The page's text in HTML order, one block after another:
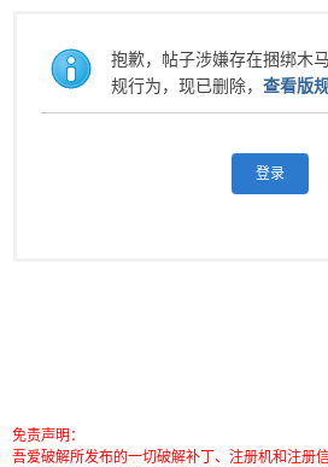
抱歉，帖子涉嫌存在捆绑木
规行为，现已删除，查看版
登录
免责声明：
吾爱破解所发布的一切破解补丁、注册机和注册